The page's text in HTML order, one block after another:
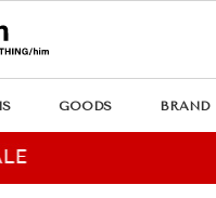
GOODS BRAND